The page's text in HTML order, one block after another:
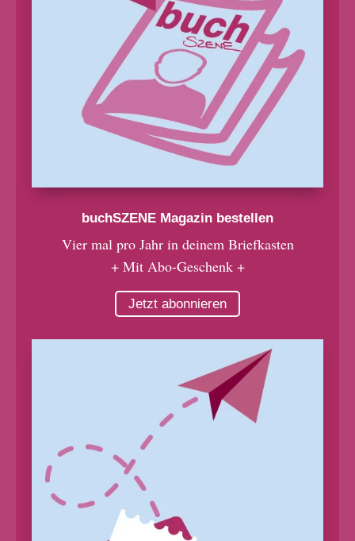
buchSZENE Magazin bestellen
Vier mal pro Jahr in deinem Briefkasten
+ Mit Abo-Geschenk +
Jetzt abonnieren